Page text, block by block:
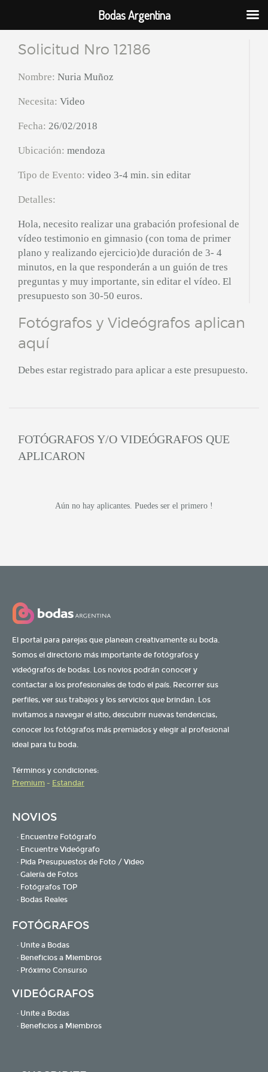
Solicitud Nro 12186
Nombre: Nuria Muñoz
Necesita: Video
Fecha: 26/02/2018
Ubicación: mendoza
Tipo de Evento: video 3-4 min. sin editar
Detalles:
Hola, necesito realizar una grabación profesional de
vídeo testimonio en gimnasio (con toma de primer
plano y realizando ejercicio)de duración de 3- 4
minutos, en la que responderán a un guión de tres
preguntas y muy importante, sin editar el vídeo. El
presupuesto son 30-50 euros.
Fotógrafos y Videógrafos aplican
aquí
Debes estar registrado para aplicar a este presupuesto.
FOTÓGRAFOS Y/O VIDEÓGRAFOS QUE
APLICARON
Aún no hay aplicantes. Puedes ser el primero !
El portal para parejas que planean creativamente su boda.
Somos el directorio más importante de fotógrafos y
videógrafos de bodas. Los novios podrán conocer y
contactar a los profesionales de todo el país. Recorrer sus
perfiles, ver sus trabajos y los servicios que brindan. Los
invitamos a navegar el sitio, descubrir nuevas tendencias,
conocer los fotógrafos más premiados y elegir al profesional
ideal para tu boda.
Términos y condiciones:
Premium - Estandar
NOVIOS
· Encuentre Fotógrafo
· Encuentre Videógrafo
· Pida Presupuestos de Foto / Video
· Galería de Fotos
· Fotógrafos TOP
· Bodas Reales
FOTÓGRAFOS
· Unite a Bodas
· Beneficios a Miembros
· Próximo Consurso
VIDEÓGRAFOS
· Unite a Bodas
· Beneficios a Miembros
Bodas Argentina